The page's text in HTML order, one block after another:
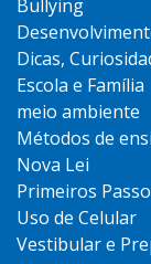
Bullying
Dicas,
Escola e Família
meio ambiente
Métodos de
Nova Lei
Primeiros
Uso de Celular
Vestibular e